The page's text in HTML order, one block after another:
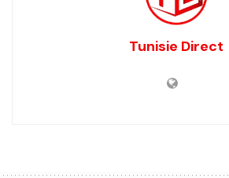
Tunisie Direct